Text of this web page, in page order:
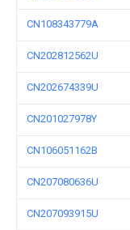
CN108343779A
CN202812562U
CN202674339U
CN201027978Y
CN106051162B
CN207080636U
CN207093915U